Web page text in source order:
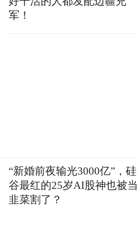
军！
“新婚前夜输光3000亿”，硅
谷最红的25岁AI股神也被当
韭菜割了？